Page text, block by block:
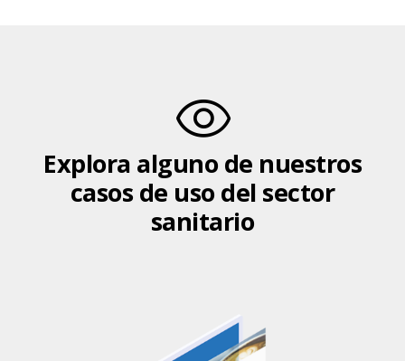
Explora alguno de nuestros
casos de uso del sector
sanitario